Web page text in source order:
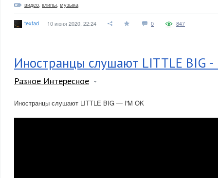
видео клипы музыка
textad 10 июня 2020, 22:24 0 847
Иностранцы слушают LITTLE BIG -
Разное Интересное
Иностранцы слушают LITTLE BIG — I'M OK